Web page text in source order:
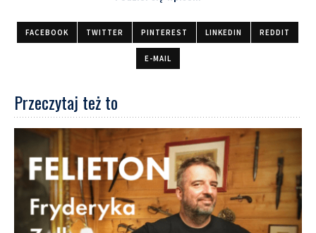
FACEBOOK TWITTER PINTEREST LINKEDIN REDDIT
E-MAIL
Przeczytaj też to